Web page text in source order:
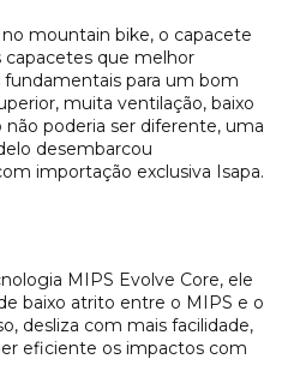
mountain bike, o capacete
capacetes que melhor
para um bom
muita ventilação, baixo
poderia ser diferente, uma
desembarcou
importação exclusiva Isapa.
MIPS Evolve Core, ele
baixo atrito entre o MIPS e o
desliza com mais facilidade,
eficiente os impactos com